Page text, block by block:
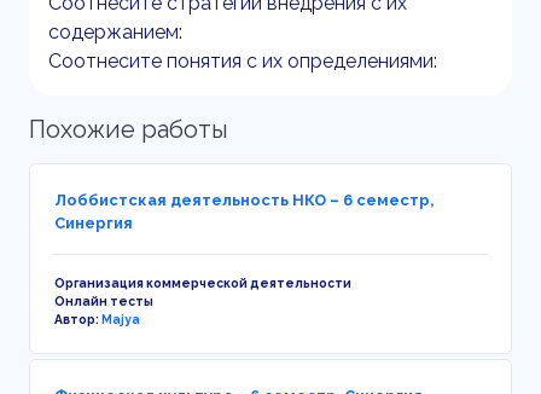
содержанием:
Соотнесите понятия с их определениями:
Похожие работы
Лоббистская деятельность НКО – 6 семестр,
Синергия
Организация коммерческой деятельности
Онлайн тесты
Автор:Majya